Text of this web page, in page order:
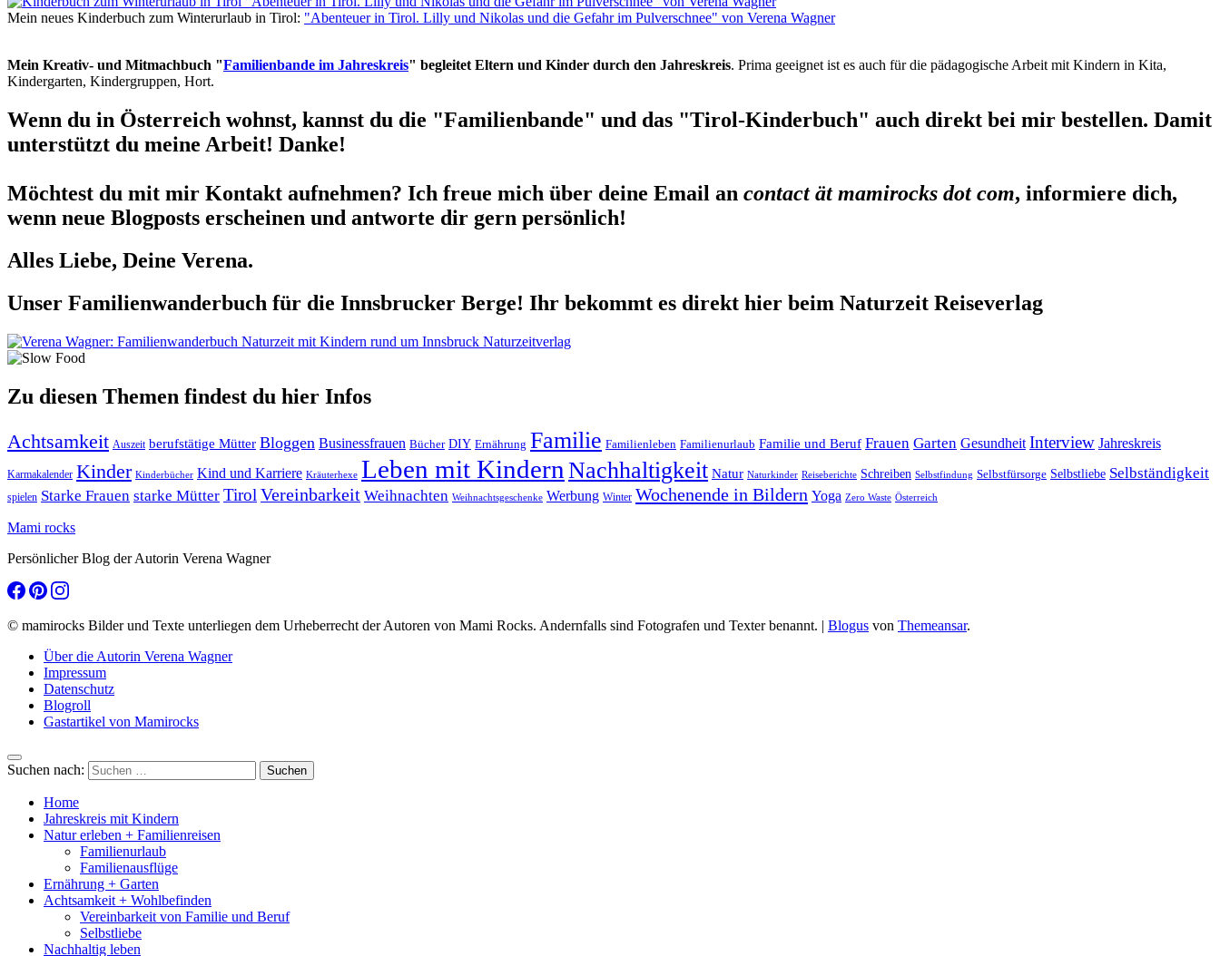
Mein neues Kinderbuch zum Winterurlaub in Tirol: "Abenteuer in Tirol. Lilly und Nikolas und die Gefahr im Pulverschnee" von Verena Wagner
Mein Kreativ- und Mitmachbuch "Familienbande im Jahreskreis" begleitet Eltern und Kinder durch den Jahreskreis. Prima geeignet ist es auch für die pädagogische Arbeit mit Kindern in Kita,
Kindergarten, Kindergruppen, Hort.
Wenn du in Österreich wohnst, kannst du die "Familienbande" und das "Tirol-Kinderbuch" auch direkt bei mir bestellen. Damit
unterstützt du meine Arbeit! Danke!
Möchtest du mit mir Kontakt aufnehmen? Ich freue mich über deine Email an contact ät mamirocks dot com, informiere dich,
wenn neue Blogposts erscheinen und antworte dir gern persönlich!
Alles Liebe, Deine Verena.
Unser Familienwanderbuch für die Innsbrucker Berge! Ihr bekommt es direkt hier beim Naturzeit Reiseverlag
Zu diesen Themen findest du hier Infos
Achtsamkeit Auszeit berufstätige Mütter Bloggen Businessfrauen Bücher DIY Ernährung Familie Familienleben Familienurlaub Familie und Beruf Frauen Garten Gesundheit Interview Jahreskreis
Karmakalender Kinder Kinderbücher Kind und Karriere Kräuterhexe Leben mit Kindern Nachhaltigkeit Natur Naturkinder Reiseberichte Schreiben Selbstfindung Selbstfürsorge Selbstliebe Selbständigkeit
spielen Starke Frauen starke Mütter Tirol Vereinbarkeit Weihnachten Weihnachtsgeschenke Werbung Winter Wochenende in Bildern Yoga Zero Waste Österreich
Mami rocks
Persönlicher Blog der Autorin Verena Wagner
© mamirocks Bilder und Texte unterliegen dem Urheberrecht der Autoren von Mami Rocks. Andernfalls sind Fotografen und Texter benannt. | Blogus von Themeansar.
Über die Autorin Verena Wagner
Impressum
Datenschutz
Blogroll
Gastartikel von Mamirocks
Suchen nach:
Home
Jahreskreis mit Kindern
Natur erleben + Familienreisen
Familienurlaub
Familienausflüge
Ernährung + Garten
Achtsamkeit + Wohlbefinden
Vereinbarkeit von Familie und Beruf
Selbstliebe
Nachhaltig leben